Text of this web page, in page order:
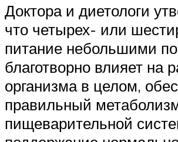
Доктора и диетологи
что четырех- или
питание небольшими
благотворно влияет на
организма в целом,
правильный
пищеварительной